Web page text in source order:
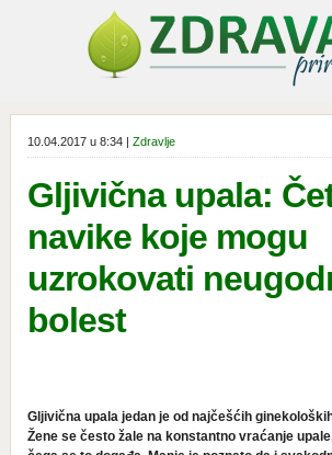
10.04.2017 u 8:34 | Zdravlje
Gljivična upala:
navike koje mogu
uzrokovati
bolest
Gljivična upala jedan je od najčešćih
Žene se često žale na konstantno vraćanje